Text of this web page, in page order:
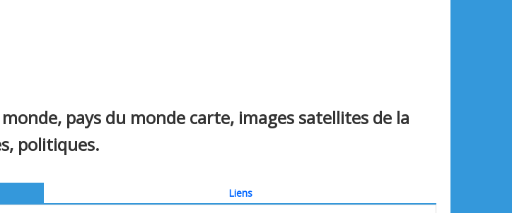
pays du monde carte, images satellites de la
politiques.
Liens